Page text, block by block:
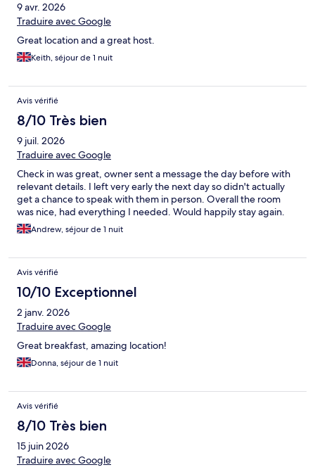
9 avr. 2026
Traduire avec Google
Great location and a great host.
Keith, séjour de 1 nuit
Avis vérifié
8/10 Très bien
9 juil. 2026
Traduire avec Google
Check in was great, owner sent a message the day before with
relevant details. I left very early the next day so didn't actually
get a chance to speak with them in person. Overall the room
was nice, had everything I needed. Would happily stay again.
Andrew, séjour de 1 nuit
Avis vérifié
10/10 Exceptionnel
2 janv. 2026
Traduire avec Google
Great breakfast, amazing location!
Donna, séjour de 1 nuit
Avis vérifié
8/10 Très bien
15 juin 2026
Traduire avec Google